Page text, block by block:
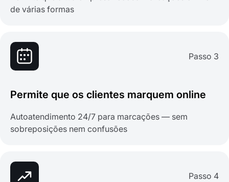
de várias formas
Passo 3
Permite que os clientes marquem online
Autoatendimento 24/7 para marcações — sem
sobreposições nem confusões
Passo 4